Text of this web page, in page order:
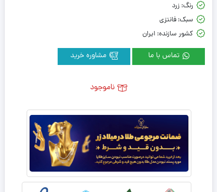
رنگ: زرد
سبک:فانتزی
کشور سازنده: ایران
تماس با ما
ناموجود